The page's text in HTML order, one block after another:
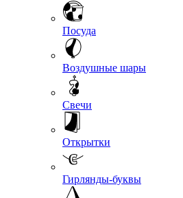
Посуда
Воздушные шары
Свечи
Открытки
Гирлянды-буквы